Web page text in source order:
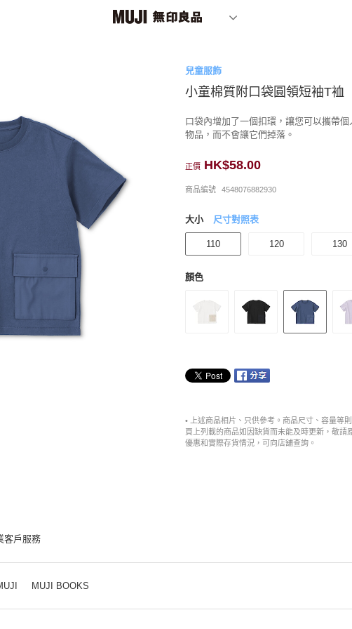
兒童服飾
小童棉質附口袋圓領短袖T裇
口袋內增加了一個扣環，讓您可以攜帶
物品，而不會讓它們掉落。
正價 HK$58.00
商品編號 4548076882930
大小 尺寸對照表
110 120 130
顏色
• 上述商品相片、只供參考。商品尺寸、容量等
頁上列載的商品如因缺貨而未能及時更新，敬請
優惠和實際存貨情況，可向店舖查詢。
客戶服務
MUJI BOOKS